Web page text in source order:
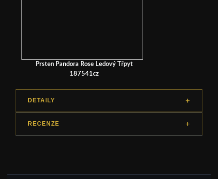
Prsten Pandora Rose Ledový Třpyt
187541cz
DETAILY
RECENZE